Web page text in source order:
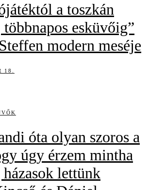
a toszkán
esküvőig”
modern meséje
18.
óta olyan szoros a
úgy érzem mintha
lettünk